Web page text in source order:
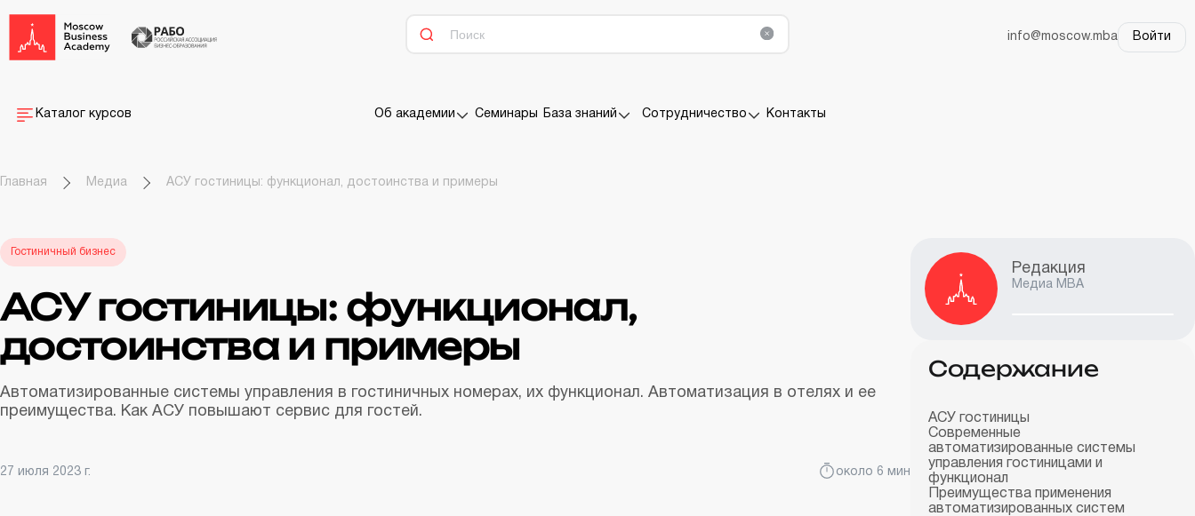
info@moscow.mba Войти
Каталог курсов Об академии Семинары База знаний Сотрудничество Контакты
Главная Медиа АСУ гостиницы: функционал, достоинства и примеры
Гостиничный бизнес
АСУ гостиницы: функционал,
достоинства и примеры
Автоматизированные системы управления в гостиничных номерах, их функционал. Автоматизация в отелях и ее
преимущества. Как АСУ повышают сервис для гостей.
27 июля 2023 г. около 6 мин
Редакция
Медиа MBA
Содержание
АСУ гостиницы
Современные
автоматизированные системы
управления гостиницами и
функционал
Преимущества применения
автоматизированных систем